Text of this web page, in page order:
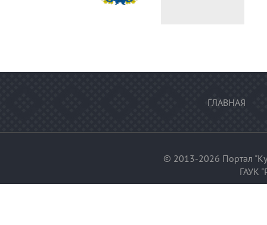
ГЛАВНАЯ
© 2013-2026 Портал
ГАУК